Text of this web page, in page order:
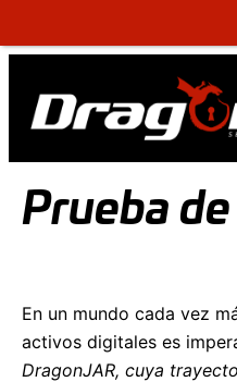
Prueba
En un mundo cada vez
activos digitales es
DragonJAR, cuya